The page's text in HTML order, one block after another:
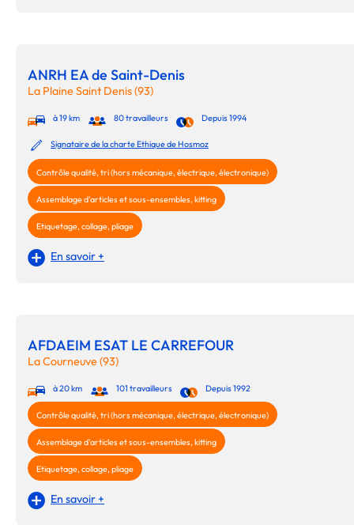
ANRH EA de Saint-Denis
La Plaine Saint Denis (93)
à 19 km 80 travailleurs Depuis 1994
Signataire de la charte Ethique de Hosmoz
Contrôle qualité, tri (hors mécanique, électrique, électronique)
Assemblage d'articles et sous-ensembles, kitting
Etiquetage, collage, pliage
En savoir +
AFDAEIM ESAT LE CARREFOUR
La Courneuve (93)
à 20 km 101 travailleurs Depuis 1992
Contrôle qualité, tri (hors mécanique, électrique, électronique)
Assemblage d'articles et sous-ensembles, kitting
Etiquetage, collage, pliage
En savoir +